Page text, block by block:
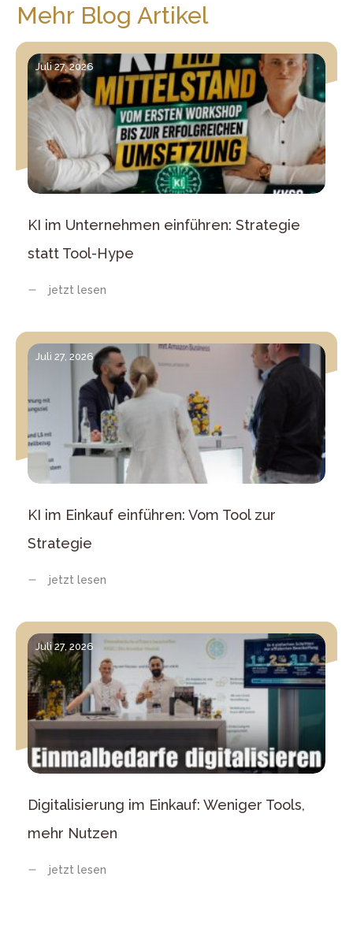
Mehr Blog Artikel
Juli 27, 2026
KI im Unternehmen einführen: Strategie
statt Tool-Hype
jetzt lesen
Juli 27, 2026
KI im Einkauf einführen: Vom Tool zur
Strategie
jetzt lesen
Juli 27, 2026
Digitalisierung im Einkauf: Weniger Tools,
mehr Nutzen
jetzt lesen